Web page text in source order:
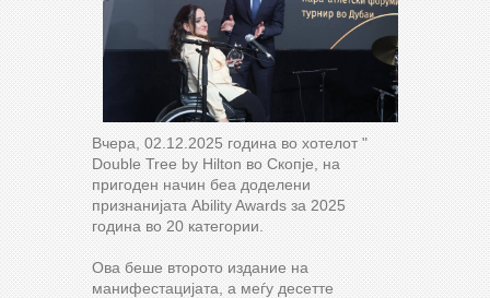
Вчера, 02.12.2025 година во хотелот "
Double Tree by Hilton во Скопје, на
пригоден начин беа доделени
признанијата Ability Awards за 2025
година во 20 категории.
Ова беше второто издание на
манифестацијата, а меѓу десетте